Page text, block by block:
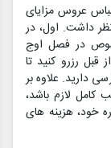
عروس مزایای
داشت. اول، در
در فصل اوج
رزرو کنید تا
دارید. علاوه بر
کامل لازم باشد،
خود، هزینه های